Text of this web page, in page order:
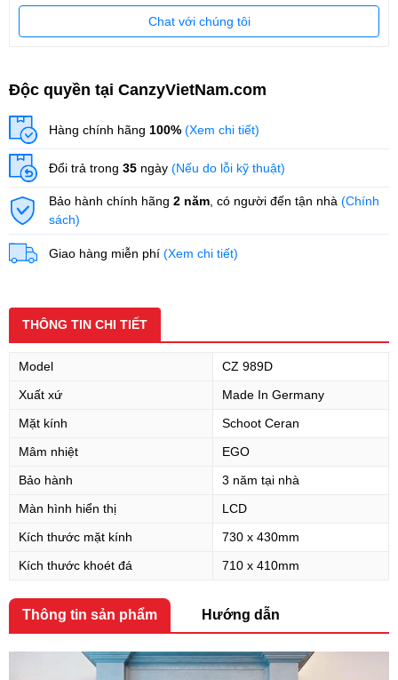
Chat với chúng tôi
Độc quyền tại CanzyVietNam.com
Hàng chính hãng 100% (Xem chi tiết)
Đổi trả trong 35 ngày (Nếu do lỗi kỹ thuật)
Bảo hành chính hãng 2 năm, có người đến tận nhà (Chính
sách)
Giao hàng miễn phí (Xem chi tiết)
THÔNG TIN CHI TIẾT
Model
CZ 989D
Xuất xứ
Made In Germany
Mặt kính
Schoot Ceran
Mâm nhiệt
EGO
Bảo hành
3 năm tại nhà
Màn hình hiển thị
LCD
Kích thước mặt kính
730 x 430mm
Kích thước khoét đá
710 x 410mm
Thông tin sản phẩm Hướng dẫn